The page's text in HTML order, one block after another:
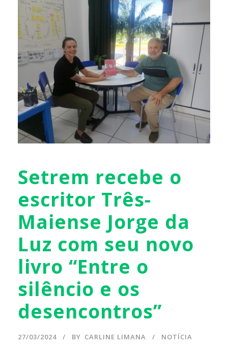
Setrem recebe o
escritor Três-
Maiense Jorge da
Luz com seu novo
livro “Entre o
silêncio e os
desencontros”
27/03/2024 BY CARLINE LIMANA NOTÍCIA